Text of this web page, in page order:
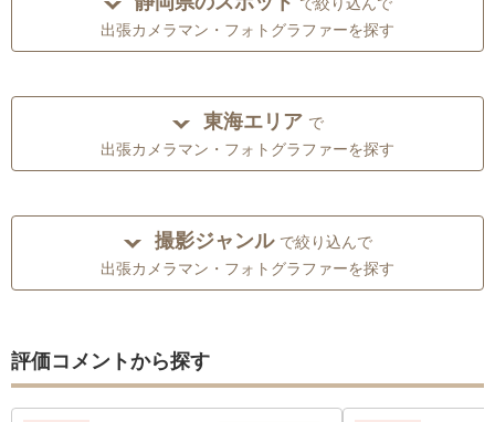
で絞り込んで
出張カメラマン・フォトグラファーを探す
東海エリア で
出張カメラマン・フォトグラファーを探す
撮影ジャンル で絞り込んで
出張カメラマン・フォトグラファーを探す
評価コメントから探す